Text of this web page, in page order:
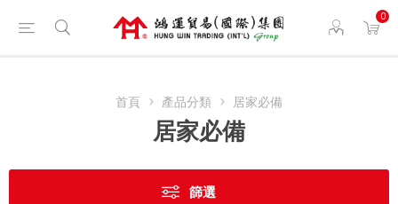
0
首頁 產品分類 居家必備
居家必備
篩選